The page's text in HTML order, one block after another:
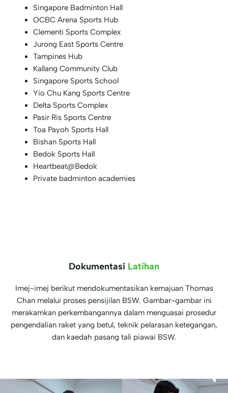
Singapore Badminton Hall
OCBC Arena Sports Hub
Clementi Sports Complex
Jurong East Sports Centre
Tampines Hub
Kallang Community Club
Singapore Sports School
Yio Chu Kang Sports Centre
Delta Sports Complex
Pasir Ris Sports Centre
Toa Payoh Sports Hall
Bishan Sports Hall
Bedok Sports Hall
Heartbeat@Bedok
Private badminton academies
Dokumentasi Latihan
Imej-imej berikut mendokumentasikan kemajuan Thomas
Chan melalui proses pensijilan BSW. Gambar-gambar ini
merakamkan perkembangannya dalam menguasai prosedur
pengendalian raket yang betul, teknik pelarasan ketegangan,
dan kaedah pasang tali piawai BSW.